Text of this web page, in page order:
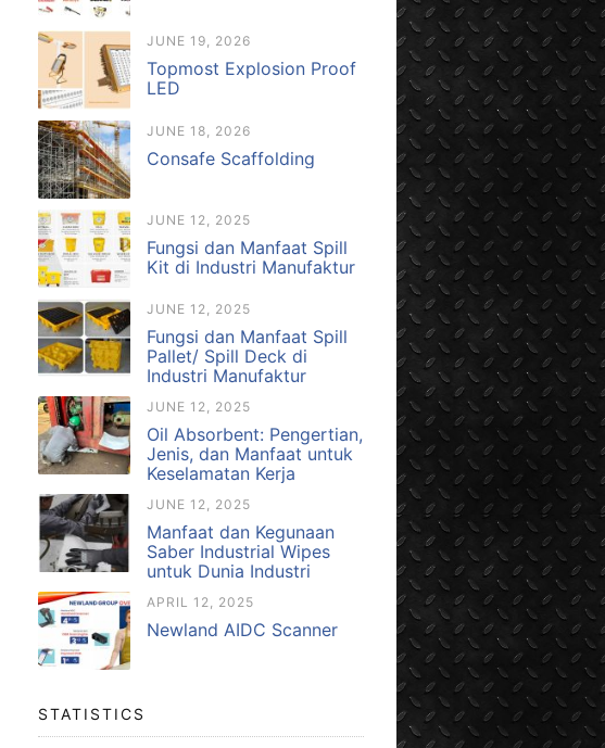
JUNE 19, 2026
Topmost Explosion Proof
LED
JUNE 18, 2026
Consafe Scaffolding
JUNE 12, 2025
Fungsi dan Manfaat Spill
Kit di Industri Manufaktur
JUNE 12, 2025
Fungsi dan Manfaat Spill
Pallet/ Spill Deck di
Industri Manufaktur
JUNE 12, 2025
Oil Absorbent: Pengertian,
Jenis, dan Manfaat untuk
Keselamatan Kerja
JUNE 12, 2025
Manfaat dan Kegunaan
Saber Industrial Wipes
untuk Dunia Industri
APRIL 12, 2025
Newland AIDC Scanner
STATISTICS